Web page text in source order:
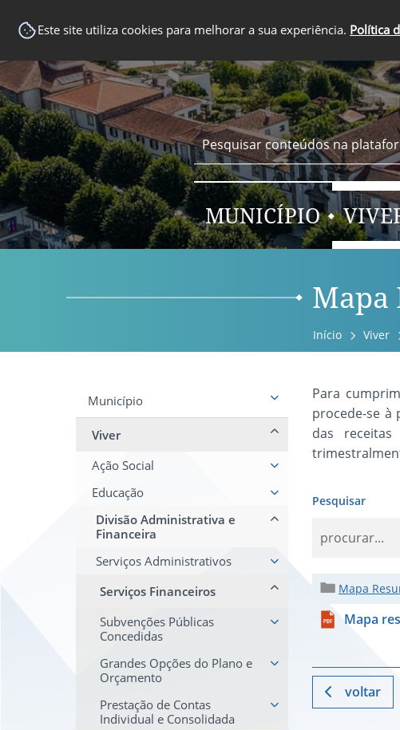
Este site utiliza cookies para melhorar a sua experiência. Política
MUNICÍPIO
Mapa
Início Viver
Município
Viver
Ação Social
Educação
Divisão Administrativa e
Financeira
Serviços Administrativos
Serviços Financeiros
Subvenções Públicas
Concedidas
Grandes Opções do Plano e
Orçamento
Prestação de Contas
Individual e Consolidada
Para
procede-se à
das
Pesquisar
Mapa
Mapa
voltar